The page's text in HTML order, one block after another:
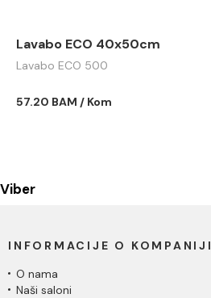
Lavabo ECO 40x50cm
Lavabo ECO 500
57.20 BAM / Kom
Viber
INFORMACIJE O KOMPANIJI
O nama
Naši saloni